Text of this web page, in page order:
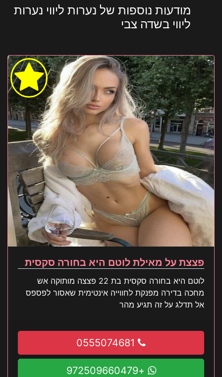
מודעות נוספות של נערות ליווי נערות
ליווי בשדה צבי
פצצת על מאילת לוטם היא בחורה סקסית
לוטם היא בחורה סקסית בת 22 פצצה מותוקה אש
מחכה בדירה מפנקת לחווייה אינטימית שאסור לפספס
אל תדלג על זה תגיע מהר
+972509660479